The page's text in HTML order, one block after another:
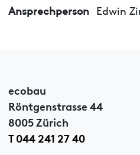
Ansprechperson Edwin
ecobau
Röntgenstrasse 44
8005 Zürich
T 044 241 27 40